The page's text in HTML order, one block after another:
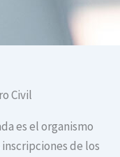
Civil
es el organismo
de los